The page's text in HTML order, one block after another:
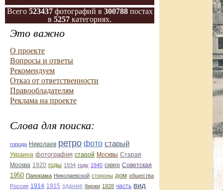
Всего 523437фотографий в 300788постах
в 5257 категориях.
Это важно
О проекте
Вопросы и ответы
Рекомендуем
Отказ от ответственности
Правообладателям
Реклама на проекте
Слова для поиска:
города Николаев ретро фото старый
Украина фотография старой Москвы Старая
Москва 1920 годы 1934 году 1940 сквер Советская
1950 Панорама Николаевской стороны дом общества
Россия 1914 1915 здание биржи 1928 часть вид